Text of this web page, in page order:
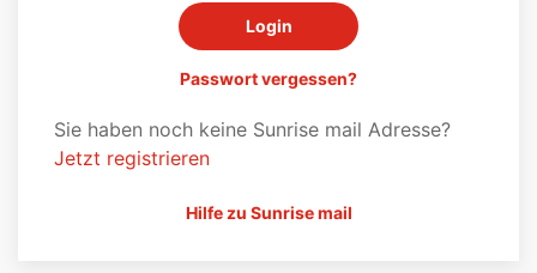
Passwort vergessen?
Sie haben noch keine Sunrise mail Adresse?
Jetzt registrieren
Hilfe zu Sunrise mail